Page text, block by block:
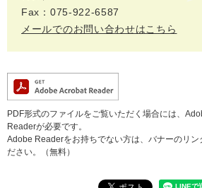
Fax：075-922-6587
メールでのお問い合わせはこちら
PDF形式のファイルをご覧いただく場合には、
Readerが必要です。
Adobe Readerをお持ちでない方は、バナーのリン
ださい。（無料）